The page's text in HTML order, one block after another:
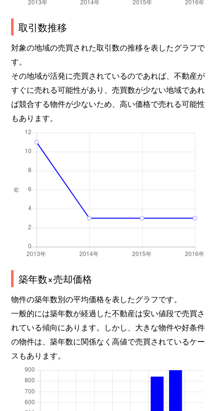
取引数推移
対象の地域の売買された取引数の推移を表したグラフで
す。
その地域が活発に売買されているのであれば、不動産が
すぐに売れる可能性があり、売買数が少ない地域であれ
ば競合する物件が少ないため、高い価格で売れる可能性
もあります。
築年数×売却価格
物件の築年数別の平均価格を表したグラフです。
一般的には築年数が経過した不動産は安い値段で売買さ
れている傾向にあります。しかし、大きな物件や好条件
の物件は、築年数に関係なく高値で売買されているケー
スもあります。